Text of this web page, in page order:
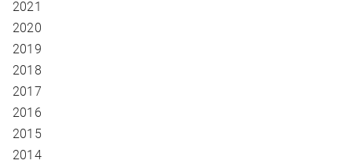
2021
2020
2019
2018
2017
2016
2015
2014